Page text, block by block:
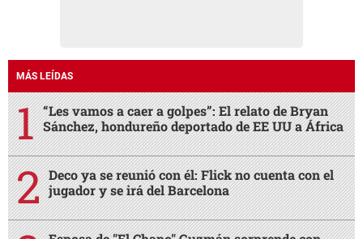
MÁS LEÍDAS
“Les vamos a caer a golpes”: El relato de Bryan
Sánchez, hondureño deportado de EE UU a África
Deco ya se reunió con él: Flick no cuenta con el
jugador y se irá del Barcelona